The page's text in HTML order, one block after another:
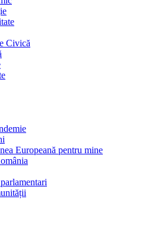
Civică
Europeană pentru mine